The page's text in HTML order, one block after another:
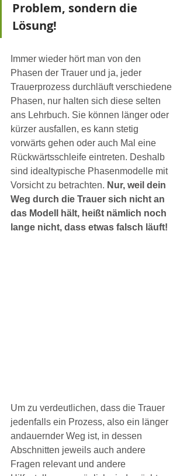
Problem, sondern die
Lösung!
Immer wieder hört man von den
Phasen der Trauer und ja, jeder
Trauerprozess durchläuft verschiedene
Phasen, nur halten sich diese selten
ans Lehrbuch. Sie können länger oder
kürzer ausfallen, es kann stetig
vorwärts gehen oder auch Mal eine
Rückwärtsschleife eintreten. Deshalb
sind idealtypische Phasenmodelle mit
Vorsicht zu betrachten. Nur, weil dein
Weg durch die Trauer sich nicht an
das Modell hält, heißt nämlich noch
lange nicht, dass etwas falsch läuft!
Um zu verdeutlichen, dass die Trauer
jedenfalls ein Prozess, also ein länger
andauernder Weg ist, in dessen
Abschnitten jeweils auch andere
Fragen relevant und andere